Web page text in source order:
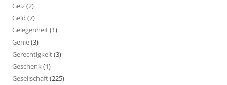
Geiz(2)
Geld (7)
Gelegenheit(1)
Genie(3)
Gerechtigkeit(3)
Geschenk(1)
Gesellschaft(225)